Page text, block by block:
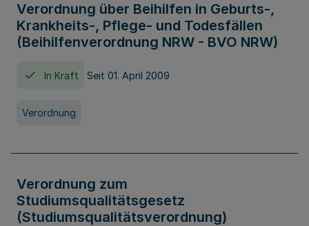
Verordnung über Beihilfen in Geburts-,
Krankheits-, Pflege- und Todesfällen
(Beihilfenverordnung NRW - BVO NRW)
In Kraft Seit 01. April 2009
Verordnung
Verordnung zum
Studiumsqualitätsgesetz
(Studiumsqualitätsverordnung)